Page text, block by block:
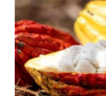
Larger
Image